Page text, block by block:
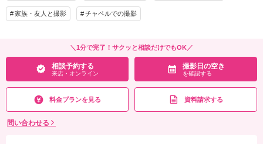
家族・友人と撮影 チャペルでの撮影
＼1分で完了！サクッと相談だけでもOK／
相談予約する
来店・オンライン
撮影日の空き
を確認する
料金プランを見る 資料請求する
問い合わせる